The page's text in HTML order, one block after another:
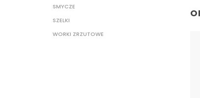
SMYCZE
SZELKI
WORKI ZRZUTOWE